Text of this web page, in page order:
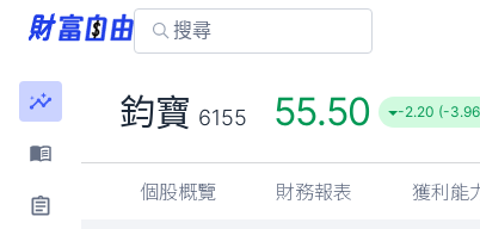
鈞寶 6155 55.50 -2.20 (-
個股概覽 財務報表 獲利能